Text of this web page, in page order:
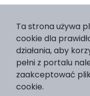
Wydawnictwo
nr 2, 01-815
Strona WWW
e-mail:
Ta strona używa
cookie dla
działania, aby
pełni z portalu
zaakceptować
cookie.